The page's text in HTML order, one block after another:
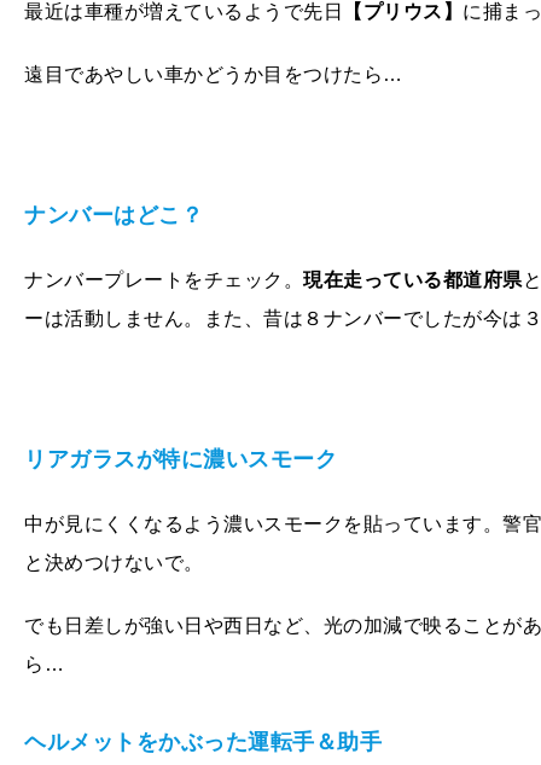
最近は車種が増えているようで先日 【プリウス】 に捕ま
遠目であやしい車かどうか目をつけたら…
ナンバーはどこ？
ナンバープレートをチェック。 現在走っている都道府県
ーは活動しません。また、昔は８ナンバーでしたが今は
リアガラスが特に濃いスモーク
中が見にくくなるよう濃いスモークを貼っています。警
と決めつけないで。
でも日差しが強い日や西日など、光の加減で映ることが
ら…
ヘルメットをかぶった運転手＆助手